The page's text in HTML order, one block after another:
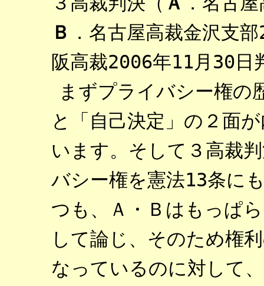
Ｂ ．名古屋高裁金沢支
阪高裁2006年11月30日
まずプライバシー権の
と「自己決定」の２面
います。そして３高裁
バシー権を憲法13条に
つも、Ａ・Ｂはもっぱ
して論じ、そのため権
なっているのに対して